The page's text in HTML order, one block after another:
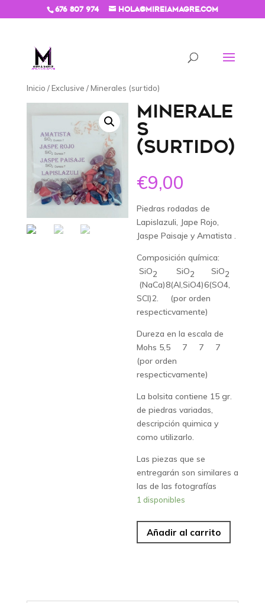
676 807 974 hola@mireiamagre.com
Inicio /Exclusive / Minerales (surtido)
MINERALE
S
(SURTIDO)
€9,00
Piedras rodadas de
Lapislazuli, Jape Rojo,
Jaspe Paisaje y Amatista .
Composición química:
SiO2SiO2SiO2
(NaCa)8(Al,SiO4)6(SO4,
SCl)2. (por orden
respecticvamente)
Dureza en la escala de
Mohs 5,5 7 7 7
(por orden
respecticvamente)
La bolsita contiene 15 gr.
de piedras variadas,
descripción quimica y
como utilizarlo.
Las piezas que se
entregarán son similares a
las de las fotografías
1 disponibles
Añadir al carrito